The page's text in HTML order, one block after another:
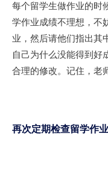
每个留学生做作业的时
学作业成绩不理想，不
业，然后请他们指出其
自己为什么没能得到好
合理的修改。记住，老
再次定期检查留学作